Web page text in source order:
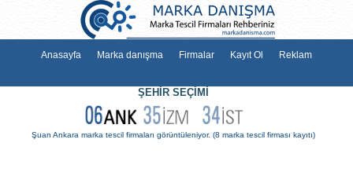
Anasayfa Marka danışma Firmalar Kayıt Ol Reklam
ŞEHİR SEÇİMİ